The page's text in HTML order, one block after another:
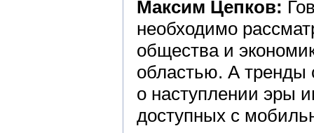
Максим Цепков:
необходимо
общества и
областью. А тренды
о наступлении эры
доступных с